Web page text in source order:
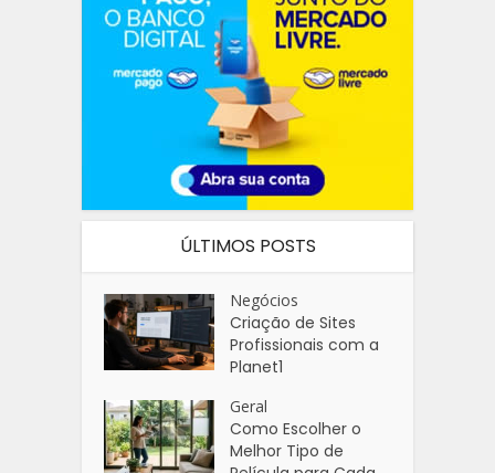
ÚLTIMOS POSTS
Negócios
Criação de Sites
Profissionais com a
Planet1
Geral
Como Escolher o
Melhor Tipo de